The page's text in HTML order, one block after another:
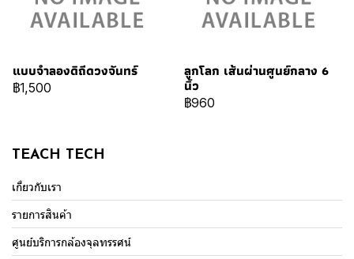
แบบจำลองดิถีดวงจันทร์
฿1,500
ลูกโลก เส้นผ่านศูนย์กลาง 6
นิ้ว
฿960
TEACH TECH
เกี่ยวกับเรา
รายการสินค้า
ศูนย์บริการกล้องจุลทรรศน์